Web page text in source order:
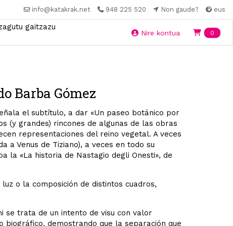
info@katakrak.net 948 225 520 Non gaude? eus
gaitzazu
Nire kontua 0
Barba Gómez
el subtítulo, a dar «Un paseo botánico por
(y grandes) rincones de algunas de las obras
representaciones del reino vegetal. A veces
a Venus de Tiziano), a veces en todo su
la «La historia de Nastagio degli Onesti», de
o la composición de distintos cuadros,
se trata de un intento de visu con valor
demostrando que la separación que